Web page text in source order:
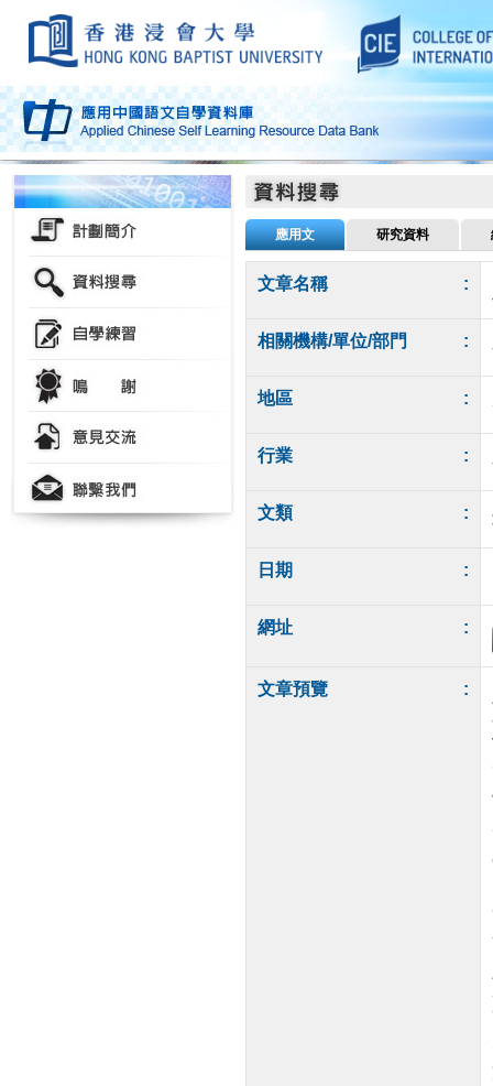
應用文 研究資料
文章名稱 :
相關機構/單位/部門 :
地區 :
行業 :
文類 :
日期 :
網址 :
文章預覽 :